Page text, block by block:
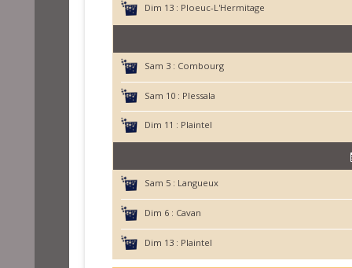
Dim 13 : Ploeuc-L'Hermitage
Sam 3 : Combourg
Sam 10 : Plessala
Dim 11 : Plaintel
Sam 5 : Langueux
Dim 6 : Cavan
Dim 13 : Plaintel